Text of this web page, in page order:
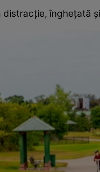
distracție, înghețată